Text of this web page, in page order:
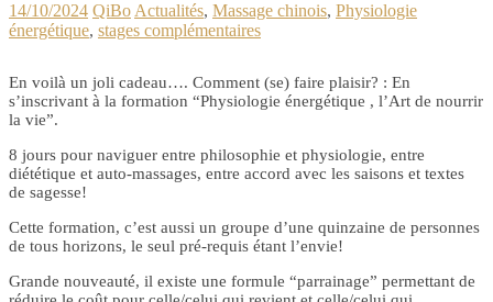
14/10/2024 QiBo Actualités, Massage chinois, Physiologie
énergétique, stages complémentaires
En voilà un joli cadeau…. Comment (se) faire plaisir? : En
s’inscrivant à la formation “Physiologie énergétique , l’Art de nourrir
la vie”.
8 jours pour naviguer entre philosophie et physiologie, entre
diététique et auto-massages, entre accord avec les saisons et textes
de sagesse!
Cette formation, c’est aussi un groupe d’une quinzaine de personnes
de tous horizons, le seul pré-requis étant l’envie!
Grande nouveauté, il existe une formule “parrainage” permettant de